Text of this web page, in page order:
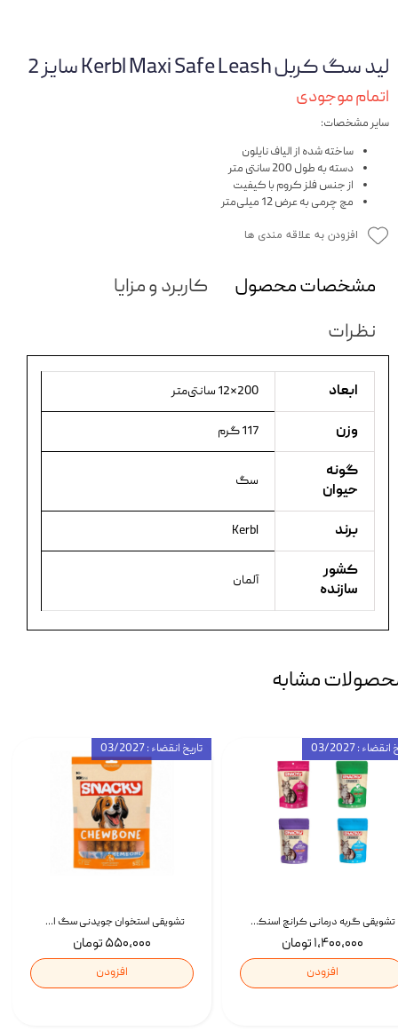
لید سگ کربل Kerbl Maxi Safe Leash سایز 2
اتمام موجودی
سایر مشخصات:
ساخته شده از الیاف نایلون
دسته به طول 200 سانتی متر
از جنس فلز کروم با کیفیت
مچ چرمی به عرض 12 میلی‌متر
افزودن به علاقه مندی ها
مشخصات محصول
کاربرد و مزایا
نظرات
ابعاد 200×12 سانتی‌متر
وزن 117 گرم
گونه
حیوان
سگ
برند Kerbl
کشور
سازنده
آلمان
مشابه
تشویقی استخوان جویدنی سگ اسنکی کرانچی با طعم مرغ Snacky Crunchy Munchy وزن 100 گرم
۵۵۰,۰۰۰ تومان
افزودن
تاریخ انقضاء : 03/2027
تشویقی گربه درمانی کرانچ اسنکی با طعم میکس Snacky Crunch Cat Treats وزن 60 گرم بسته 4 عددی
۱,۴۰۰,۰۰۰ تومان
افزودن
: 03/2027